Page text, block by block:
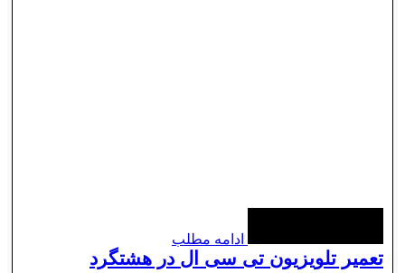
ادامه مطلب
تعمیر تلویزیون تی سی ال در هشتگرد